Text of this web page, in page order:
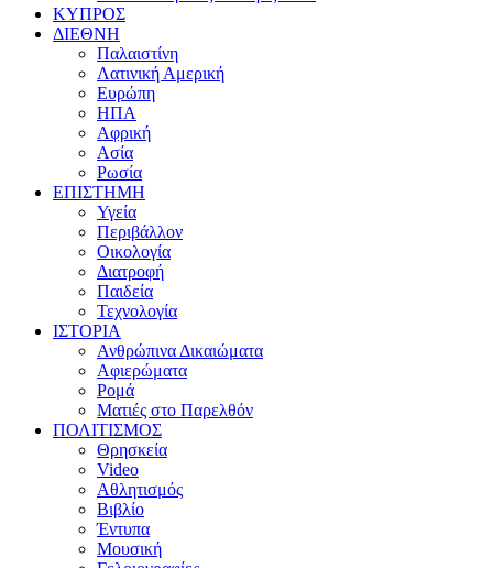
ΚΥΠΡΟΣ
ΔΙΕΘΝΗ
Παλαιστίνη
Λατινική Αμερική
Ευρώπη
ΗΠΑ
Αφρική
Ασία
Ρωσία
ΕΠΙΣΤΗΜΗ
Υγεία
Περιβάλλον
Οικολογία
Διατροφή
Παιδεία
Τεχνολογία
ΙΣΤΟΡΙΑ
Ανθρώπινα Δικαιώματα
Αφιερώματα
Ρομά
Ματιές στο Παρελθόν
ΠΟΛΙΤΙΣΜΟΣ
Θρησκεία
Video
Αθλητισμός
Βιβλίο
Έντυπα
Μουσική